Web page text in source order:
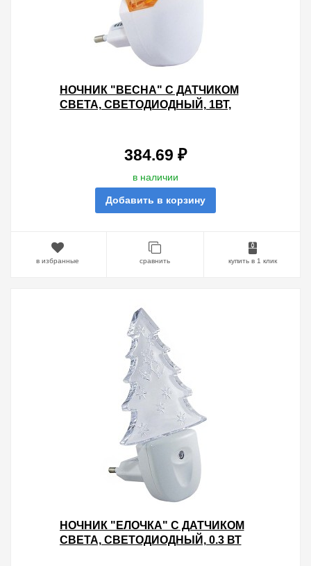
НОЧНИК "ВЕСНА" С ДАТЧИКОМ
СВЕТА, СВЕТОДИОДНЫЙ, 1ВТ,
384.69 ₽
в наличии
Добавить в корзину
в избранные сравнить купить в 1 клик
НОЧНИК "ЕЛОЧКА" С ДАТЧИКОМ
СВЕТА, СВЕТОДИОДНЫЙ, 0.3 ВТ